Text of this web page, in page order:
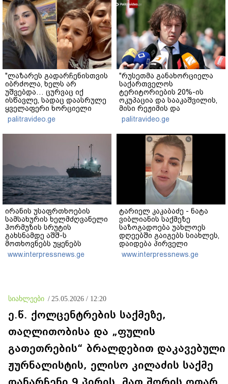
"ლაზარეს გადარჩენისთვის
იბრძოლა, ხელს არ
უშვებდა… ცურვაც იქ
ისწავლე, სადაც დაასრულე
ყველაფერი ხორციელი
ცხოვრებიდან" – რას წერს
ხობში დაღუპული დედა-
შვილის ახლობელი?
palitravideo.ge
"რუსეთმა განახორციელა
საქართველოს
ტერიტორიების 20%-ის
ოკუპაცია და სააკაშვილის,
მისი რეჟიმის და
"ნაცმოძრაობის" ღალატი
ვერანაირად ვერ
გადაფარავს ამ
დანაშაულს" - ირაკლი
კობახიძე
palitravideo.ge
ირანის უსაფრთხოების
სამსახურის ხელმძღვანელი
ჰორმუზის სრუტის
გახსნამდე აშშ-ს
მოთხოვნებს უყენებს
www.interpressnews.ge
ტარიელ კაკაბაძე - ნატა
ვიბლიანის საქმეზე
საზოგადოება უახლოეს
დღეებში გაიგებს სიახლეს,
დაიდება პირველი
მნიშვნელოვანი შედეგი და
ოფიციალურად ცნობენ
www.interpressnews.ge
სიახლეები / 25.05.2026 / 12:20
ე.წ. ქოლცენტრების საქმეზე,
თაღლითობისა და „ფულის
გათეთრების“ ბრალდებით დაკავებული
ჟურნალისტის, ელისო კილაძის საქმე